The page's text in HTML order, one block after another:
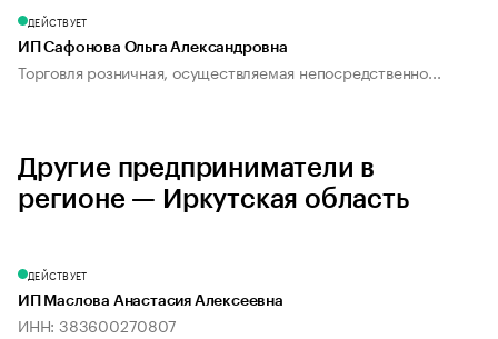
ДЕЙСТВУЕТ
ИП Сафонова Ольга Александровна
Торговля розничная, осуществляемая непосредственно...
Другие предприниматели в
регионе — Иркутская область
ДЕЙСТВУЕТ
ИП Маслова Анастасия Алексеевна
ИНН: 383600270807